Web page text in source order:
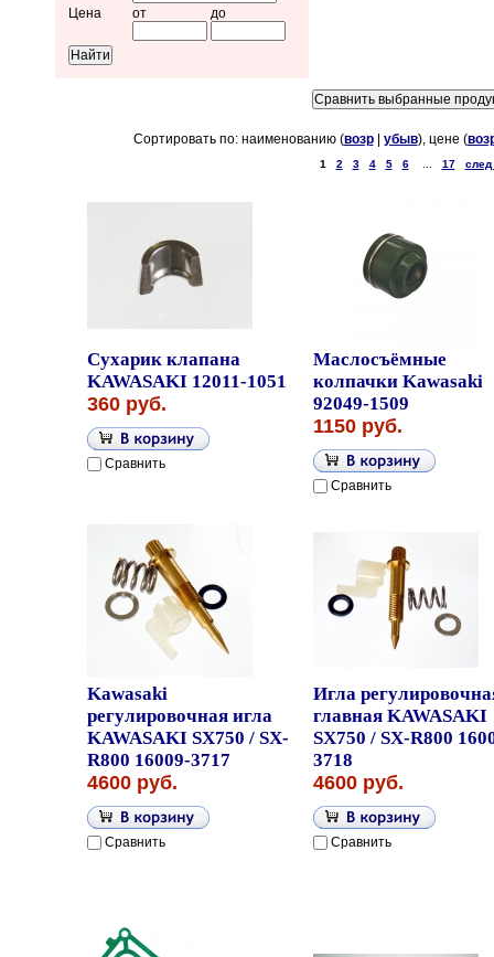
Цена
от до
Сортировать по: наименованию (возр| убыв), цене (
1 2 3 4 5 6... 17 след
Сухарик клапана
KAWASAKI 12011-1051
360 руб.
Сравнить
Маслосъёмные
колпачки Kawasaki
92049-1509
1150 руб.
Сравнить
Kawasaki
регулировочная игла
KAWASAKI SX750 / SX-
R800 16009-3717
4600 руб.
Сравнить
Игла
главная KAWASAKI
SX750 / SX-R800
3718
4600 руб.
Сравнить